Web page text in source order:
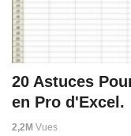
20 Astuces
en Pro d'Excel.
2,2M Vues